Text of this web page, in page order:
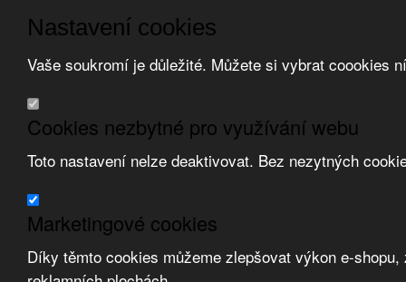
Nastavení cookies
Vaše soukromí je důležité. Můžete si vybrat coookies
Cookies nezbytné pro využívání webu
Toto nastavení nelze deaktivovat. Bez nezytných
Marketingové cookies
Díky těmto cookies můžeme zlepšovat výkon e-
Přeskočit na hlavní obsah Přeskočit na doplňující obsah
Obchodní podmínky
Registrace